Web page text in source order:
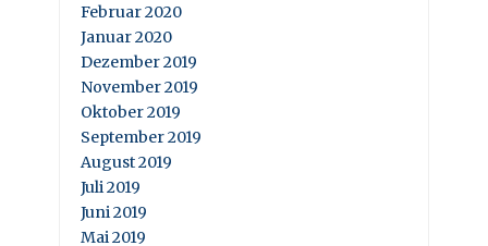
Februar 2020
Januar 2020
Dezember 2019
November 2019
Oktober 2019
September 2019
August 2019
Juli 2019
Juni 2019
Mai 2019